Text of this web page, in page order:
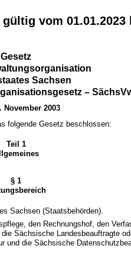
vom 01.01.2023
Gesetz
Sachsen
–
November 2003
folgende Gesetz beschlossen:
Teil 1
§ 1
Sachsen (Staatsbehörden).
den Rechnungshof, den
Sächsische Landesbeauftragte
und die Sächsische